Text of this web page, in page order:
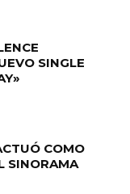
SINGLE
COMO
SINORAMA